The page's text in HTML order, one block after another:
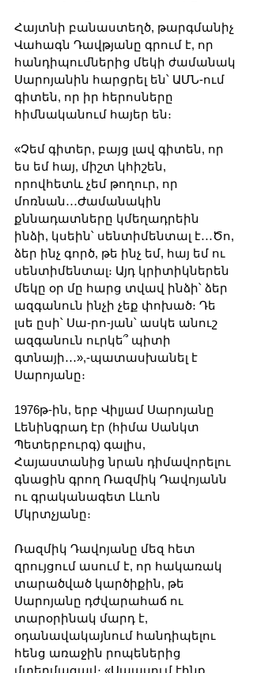
Հայտնի բանաստեղծ, թարգմանիչ
Վահագն Դավթյանը գրում է, որ
հանդիպումներից մեկի ժամանակ
Սարոյանին հարցրել են՝ ԱՄՆ-ում
գիտեն, որ իր հերոսները
հիմնականում հայեր են։
«Չեմ գիտեր, բայց լավ գիտեն, որ
ես եմ հայ, միշտ կհիշեն,
որովհետև չեմ թողուր, որ
մոռնան․․․Ժամանակին
քննադատները կմեղադրեին
ինձի, կսեին՝ սենտիմենտալ է․․․Ծո,
ձեր ինչ գործ, թե ինչ եմ, հայ եմ ու
սենտիմենտալ։ Այդ կրիտիկներեն
մեկը օր մը հարց տվավ ինձի՝ ձեր
ազգանուն ինչի չեք փոխած։ Դե
լսե ըսի՝ Սա-րո-յան՝ ասկե անուշ
ազգանուն ուրկե՞ պիտի
գտնայի․․․»,-պատասխանել է
Սարոյանը։
1976թ-ին, երբ Վիլյամ Սարոյանը
Լենինգրադ էր (հիմա Սանկտ
Պետերբուրգ) գալիս,
Հայաստանից նրան դիմավորելու
գնացին գրող Ռազմիկ Դավոյանն
ու գրականագետ Լևոն
Մկրտչյանը։
Ռազմիկ Դավոյանը մեզ հետ
զրույցում ասում է, որ հակառակ
տարածված կարծիքին, թե
Սարոյանը դժվարահաճ ու
տարօրինակ մարդ է,
օդանավակայնում հանդիպելու
հենց առաջին րոպեներից
մտերմացավ։ «Սպասում էինք,